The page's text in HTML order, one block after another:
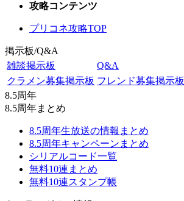
攻略コンテンツ
プリコネ攻略TOP
掲示板/Q&A
雑談掲示板
Q&A
クラメン募集掲示板 フレンド募集掲示板
8.5周年
8.5周年まとめ
8.5周年生放送の情報まとめ
8.5周年キャンペーンまとめ
シリアルコード一覧
無料10連まとめ
無料10連スタンプ帳